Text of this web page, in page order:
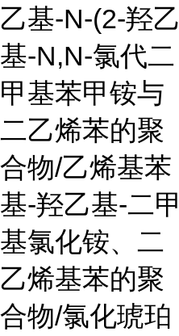
乙基-N-(2-羟乙
基-N,N-氯代二
甲基苯甲铵与
二乙烯苯的聚
合物/乙烯基苯
基-羟乙基-二甲
基氯化铵、二
乙烯基苯的聚
合物/氯化琥珀